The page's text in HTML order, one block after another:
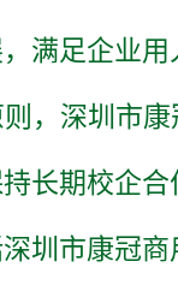
满足企业用
，深圳市
长期校企合
圳市康冠